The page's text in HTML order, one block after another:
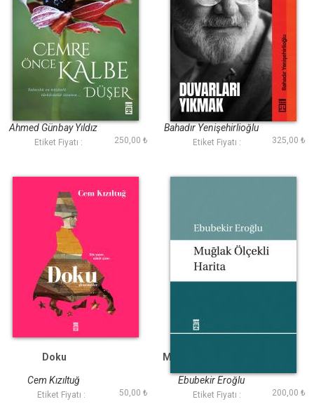
Ahmed Günbay Yıldız
Etiket Fiyatı : 250,00 ₺
Duvarları Yıkmak
Bahadır Yenişehirlioğlu
Etiket Fiyatı : 325,00 ₺
Doku
Cem Kızıltuğ
Etiket Fiyatı : 50,00 ₺
Muğlak Ölçekli Harita
Ebubekir Eroğlu
Etiket Fiyatı : 200,00 ₺